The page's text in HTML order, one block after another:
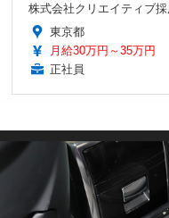
株式会社クリエイティブ採
東京都
月給30万円～35万円
正社員